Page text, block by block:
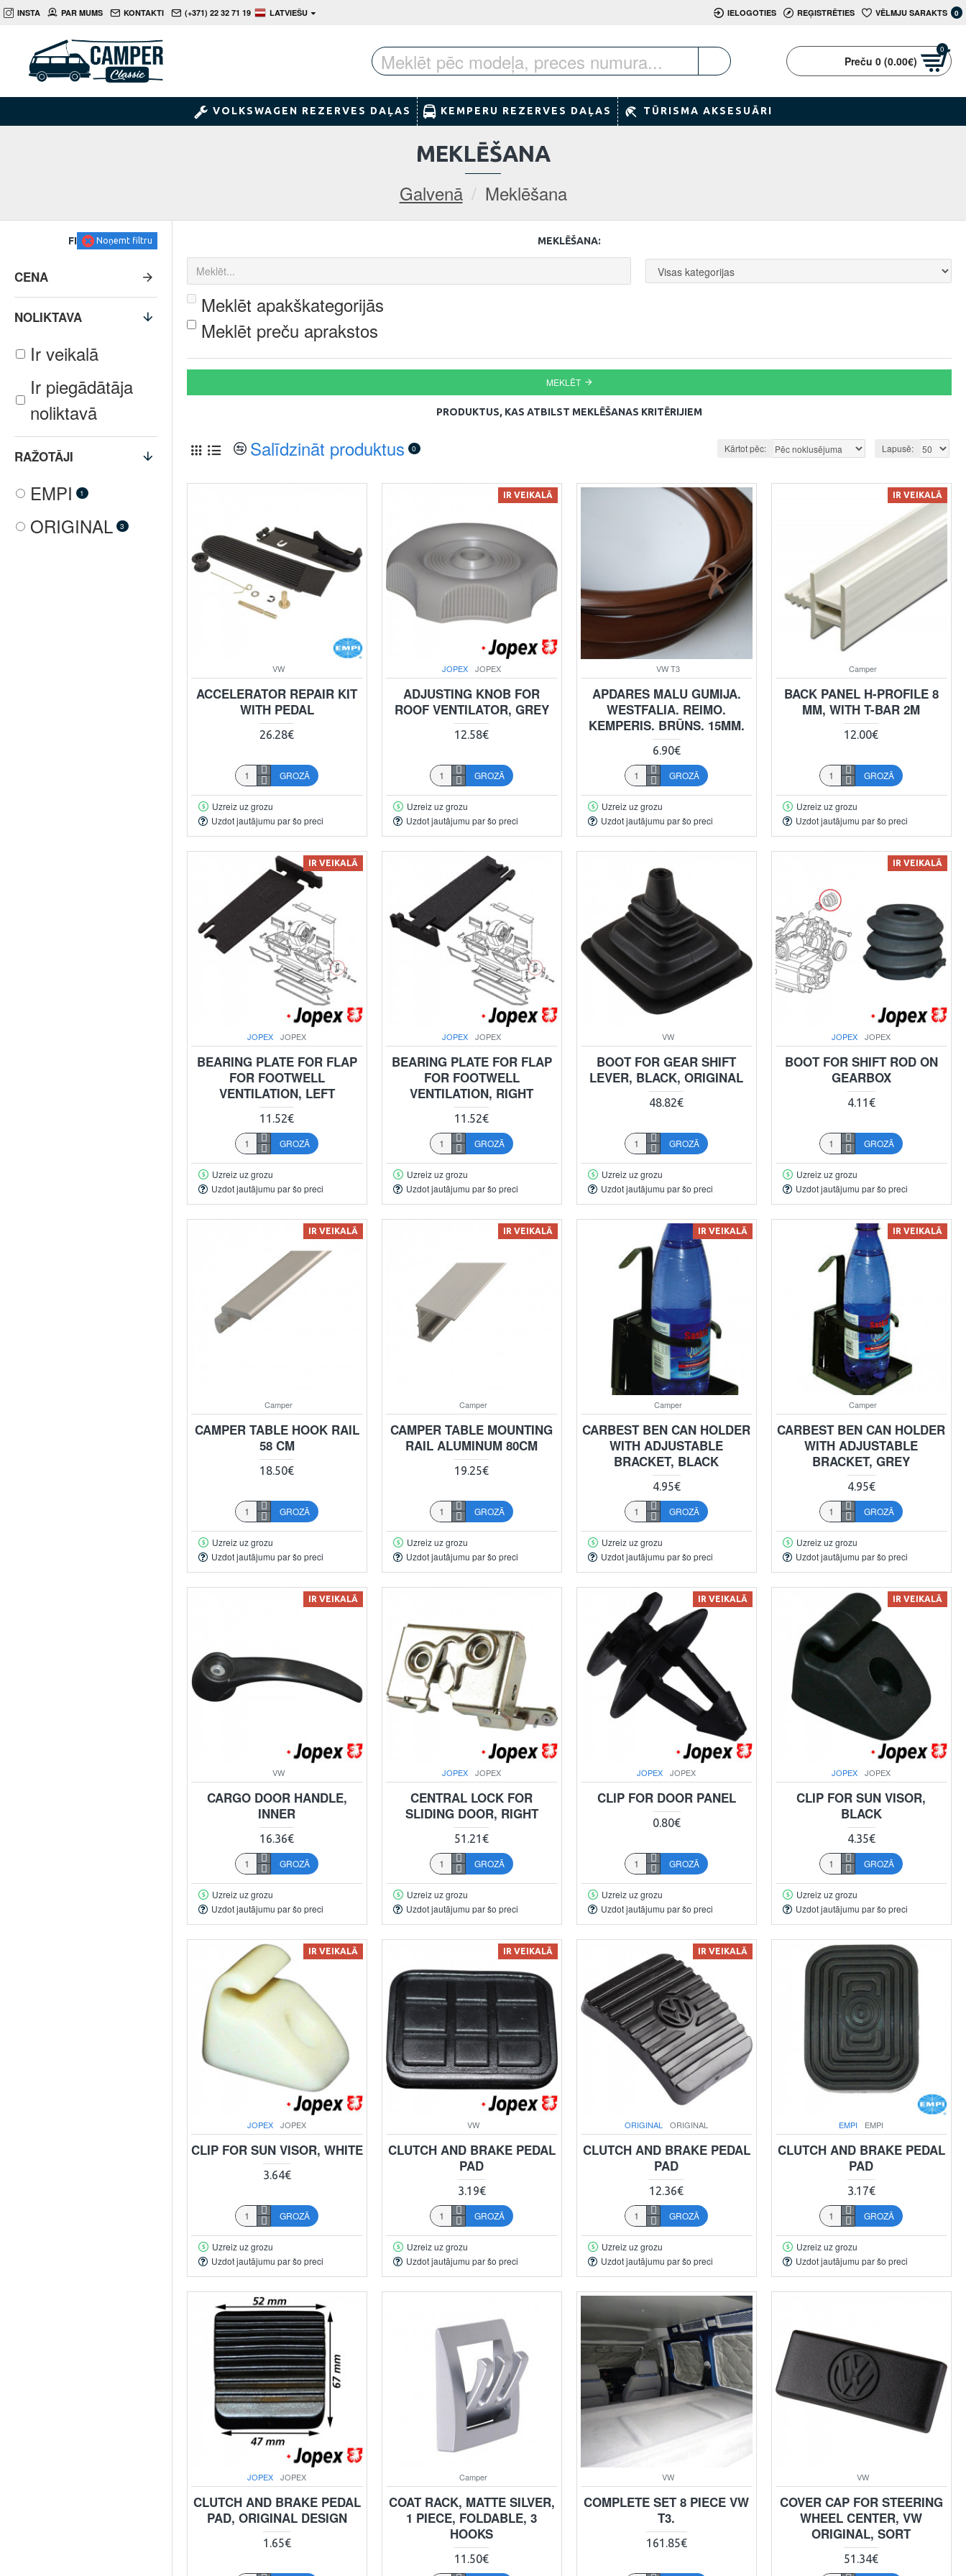
INSTA PAR MUMS KONTAKTI (+371) 22 32 71 19 LATVIEŠU IELOGOTIES REĢISTRĒTIES VĒLMJU SARAKTS 0
Preču 0 (0.00€)
0
VOLKSWAGEN REZERVES DAĻAS KEMPERU REZERVES DAĻAS TŪRISMA AKSESUĀRI
Galvenā Meklēšana
MEKLĒŠANA
FILTRSNoņemt filtru
CENA
RAŽOTĀJI
EMPI 1
ORIGINAL 3
NOLIKTAVA
Ir veikalā
Ir piegādātāja
noliktavā
MEKLĒŠANA:
Meklēt apakškategorijās
Meklēt preču aprakstos
MEKLĒT
PRODUKTUS, KAS ATBILST MEKLĒŠANAS KRITĒRIJIEM
Salīdzināt produktus 0 Kārtot pēc: Lapusē:
VW
ACCELERATOR REPAIR KIT
WITH PEDAL
26.28€
GROZĀ
Uzreiz uz grozu
Uzdot jautājumu par šo preci
IR VEIKALĀ
JOPEX JOPEX
ADJUSTING KNOB FOR
ROOF VENTILATOR, GREY
12.58€
GROZĀ
Uzreiz uz grozu
Uzdot jautājumu par šo preci
VW T3
APDARES MALU GUMIJA.
WESTFALIA. REIMO.
KEMPERIS. BRŪNS. 15MM.
6.90€
GROZĀ
Uzreiz uz grozu
Uzdot jautājumu par šo preci
IR VEIKALĀ
Camper
BACK PANEL H-PROFILE 8
MM, WITH T-BAR 2M
12.00€
GROZĀ
Uzreiz uz grozu
Uzdot jautājumu par šo preci
IR VEIKALĀ
JOPEX JOPEX
BEARING PLATE FOR FLAP
FOR FOOTWELL
VENTILATION, LEFT
11.52€
GROZĀ
Uzreiz uz grozu
Uzdot jautājumu par šo preci
JOPEX JOPEX
BEARING PLATE FOR FLAP
FOR FOOTWELL
VENTILATION, RIGHT
11.52€
GROZĀ
Uzreiz uz grozu
Uzdot jautājumu par šo preci
VW
BOOT FOR GEAR SHIFT
LEVER, BLACK, ORIGINAL
48.82€
GROZĀ
Uzreiz uz grozu
Uzdot jautājumu par šo preci
IR VEIKALĀ
JOPEX JOPEX
BOOT FOR SHIFT ROD ON
GEARBOX
4.11€
GROZĀ
Uzreiz uz grozu
Uzdot jautājumu par šo preci
IR VEIKALĀ
Camper
CAMPER TABLE HOOK RAIL
58 CM
18.50€
GROZĀ
Uzreiz uz grozu
Uzdot jautājumu par šo preci
IR VEIKALĀ
Camper
CAMPER TABLE MOUNTING
RAIL ALUMINUM 80CM
19.25€
GROZĀ
Uzreiz uz grozu
Uzdot jautājumu par šo preci
IR VEIKALĀ
Camper
CARBEST BEN CAN HOLDER
WITH ADJUSTABLE
BRACKET, BLACK
4.95€
GROZĀ
Uzreiz uz grozu
Uzdot jautājumu par šo preci
IR VEIKALĀ
Camper
CARBEST BEN CAN HOLDER
WITH ADJUSTABLE
BRACKET, GREY
4.95€
GROZĀ
Uzreiz uz grozu
Uzdot jautājumu par šo preci
IR VEIKALĀ
VW
CARGO DOOR HANDLE,
INNER
16.36€
GROZĀ
Uzreiz uz grozu
Uzdot jautājumu par šo preci
JOPEX JOPEX
CENTRAL LOCK FOR
SLIDING DOOR, RIGHT
51.21€
GROZĀ
Uzreiz uz grozu
Uzdot jautājumu par šo preci
IR VEIKALĀ
JOPEX JOPEX
CLIP FOR DOOR PANEL
0.80€
GROZĀ
Uzreiz uz grozu
Uzdot jautājumu par šo preci
IR VEIKALĀ
JOPEX JOPEX
CLIP FOR SUN VISOR,
BLACK
4.35€
GROZĀ
Uzreiz uz grozu
Uzdot jautājumu par šo preci
IR VEIKALĀ
JOPEX JOPEX
CLIP FOR SUN VISOR, WHITE
3.64€
GROZĀ
Uzreiz uz grozu
Uzdot jautājumu par šo preci
IR VEIKALĀ
VW
CLUTCH AND BRAKE PEDAL
PAD
3.19€
GROZĀ
Uzreiz uz grozu
Uzdot jautājumu par šo preci
IR VEIKALĀ
ORIGINAL ORIGINAL
CLUTCH AND BRAKE PEDAL
PAD
12.36€
GROZĀ
Uzreiz uz grozu
Uzdot jautājumu par šo preci
EMPI EMPI
CLUTCH AND BRAKE PEDAL
PAD
3.17€
GROZĀ
Uzreiz uz grozu
Uzdot jautājumu par šo preci
JOPEX JOPEX
CLUTCH AND BRAKE PEDAL
PAD, ORIGINAL DESIGN
1.65€
Camper
COAT RACK, MATTE SILVER,
1 PIECE, FOLDABLE, 3
HOOKS
11.50€
VW
COMPLETE SET 8 PIECE VW
T3.
161.85€
VW
COVER CAP FOR STEERING
WHEEL CENTER, VW
ORIGINAL, SORT
51.34€